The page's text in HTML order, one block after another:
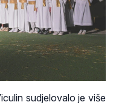
sudjelovalo je više